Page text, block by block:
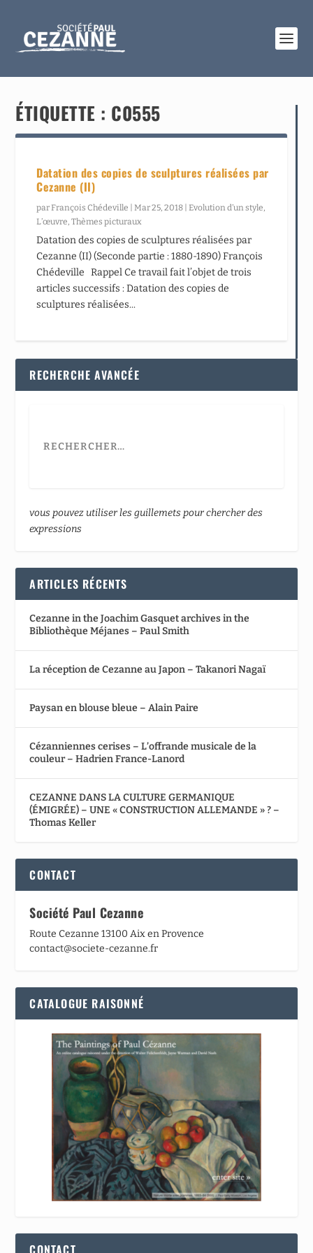
ÉTIQUETTE : C0555
Datation des copies de sculptures réalisées par
Cezanne (II)
parFrançois Chédeville |Mar 25, 2018 |Evolution d’un style,
L’œuvre,Thèmes picturaux
Datation des copies de sculptures réalisées par
Cezanne (II) (Seconde partie : 1880-1890) François
Chédeville Rappel Ce travail fait l’objet de trois
articles successifs : Datation des copies de
sculptures réalisées...
RECHERCHE AVANCÉE
vous pouvez utiliser les guillemets pour chercher des
expressions
ARTICLES RÉCENTS
Cezanne in the Joachim Gasquet archives in the
Bibliothèque Méjanes – Paul Smith
La réception de Cezanne au Japon – Takanori Nagaï
Paysan en blouse bleue – Alain Paire
Cézanniennes cerises – L’offrande musicale de la
couleur – Hadrien France-Lanord
CEZANNE DANS LA CULTURE GERMANIQUE
(ÉMIGRÉE) – UNE « CONSTRUCTION ALLEMANDE » ? –
Thomas Keller
CONTACT
Société Paul Cezanne
Route Cezanne 13100 Aix en Provence
contact@societe-cezanne.fr
CATALOGUE RAISONNÉ
CONTACT